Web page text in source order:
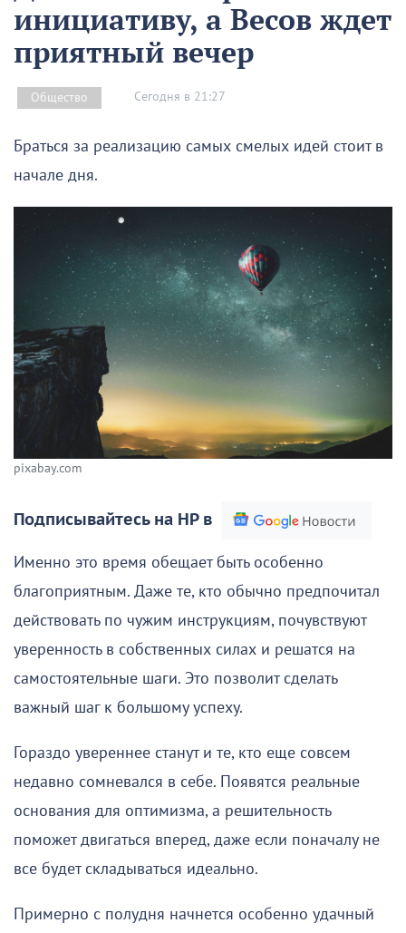
инициативу, а Весов ждет
приятный вечер
Общество Сегодня в 21:27
Браться за реализацию самых смелых идей стоит в
начале дня.
pixabay.com
Подписывайтесь на НР в
Именно это время обещает быть особенно
благоприятным. Даже те, кто обычно предпочитал
действовать по чужим инструкциям, почувствуют
уверенность в собственных силах и решатся на
самостоятельные шаги. Это позволит сделать
важный шаг к большому успеху.
Гораздо увереннее станут и те, кто еще совсем
недавно сомневался в себе. Появятся реальные
основания для оптимизма, а решительность
поможет двигаться вперед, даже если поначалу не
все будет складываться идеально.
Примерно с полудня начнется особенно удачный